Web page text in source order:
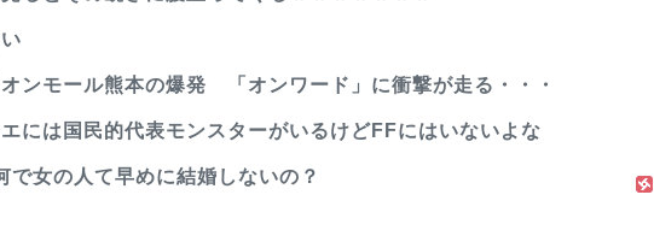
オンモール熊本の爆発 「オンワード」に衝撃が走る・・・
エには国民的代表モンスターがいるけどFFにはいないよな
で女の人て早めに結婚しないの？